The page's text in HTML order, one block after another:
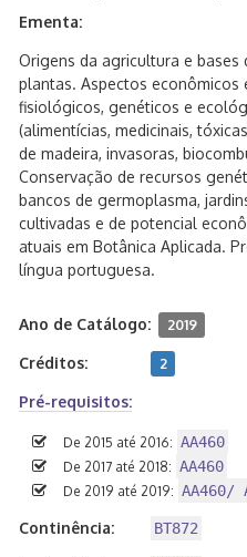
Ementa:
Origens da agricultura e
plantas. Aspectos econômicos
fisiológicos, genéticos e
(alimentícias, medicinais,
de madeira, invasoras,
Conservação de recursos
bancos de germoplasma,
cultivadas e de potencial
atuais em Botânica Aplicada.
língua portuguesa.
Ano de Catálogo: 2019
Créditos: 2
Pré-requisitos:
De 2015 até 2016: AA460
De 2017 até 2018: AA460
De 2019 até 2019: AA460/
Continência: BT872